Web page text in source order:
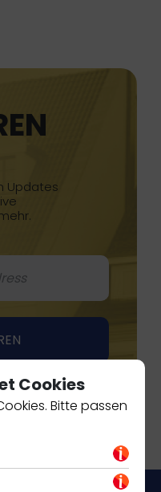
Cookies
Bitte passen
Updates